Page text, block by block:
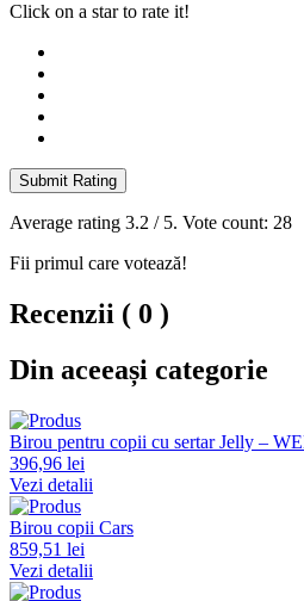
Click on a star to rate it!
Submit Rating
Average rating 3.2 / 5. Vote count: 28
Fii primul care votează!
Recenzii ( 0 )
Din aceeași categorie
Birou pentru copii cu sertar Jelly –
396,96 lei
Vezi detalii
Birou copii Cars
859,51 lei
Vezi detalii